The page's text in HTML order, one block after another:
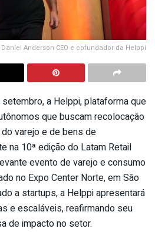
Daniel Anderson CEO e cofundador da Helppi
a Helppi, plataforma que
que buscam recolocação
varejo e de bens de
na 10ª edição do Latam Retail
evento de varejo e consumo
no Expo Center Norte, em São
a startups, a Helppi apresentará
e escaláveis, reafirmando seu
de impacto no setor.